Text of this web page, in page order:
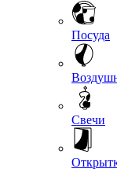
Посуда
Свечи